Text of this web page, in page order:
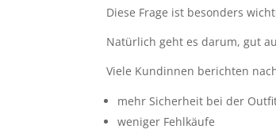
Diese Frage ist besonders
Natürlich geht es darum, gut
Viele Kundinnen berichten
mehr Sicherheit bei der
weniger Fehlkäufe